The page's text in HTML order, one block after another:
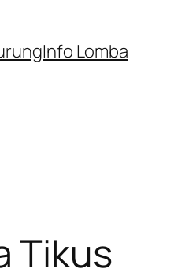
Info Lomba
Tikus